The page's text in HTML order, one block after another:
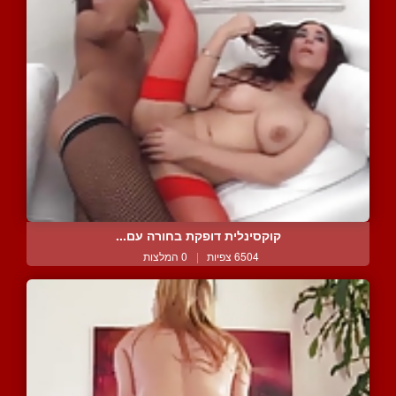
קוקסינלית דופקת בחורה עם...
6504 צפיות | 0 המלצות